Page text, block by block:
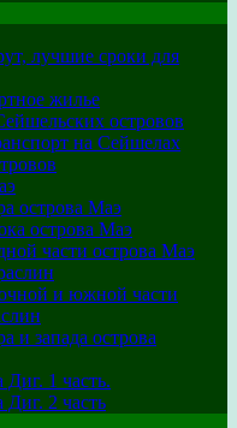
лучшие сроки для
жилье
островов
на Сейшелах
острова Маэ
острова Маэ
части острова Маэ
и южной части
и запада острова
1 часть.
2 часть